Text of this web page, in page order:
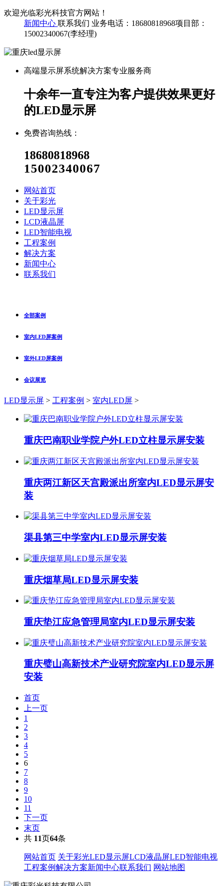
欢迎光临彩光科技官方网站！
新闻中心 联系我们 业务电话：18680818968项目部：
15002340067(李经理)
高端显示屏系统解决方案专业服务商
十余年一直专注为客户提供效果更好
的LED显示屏
免费咨询热线：
18680818968
15002340067
网站首页
关于彩光
LED显示屏
LCD液晶屏
LED智能电视
工程案例
解决方案
新闻中心
联系我们
全部案例
室内LED屏案例
室外LED屏案例
会议展览
LED显示屏 > 工程案例 > 室内LED屏 >
重庆巴南职业学院户外LED立柱显示屏安装
重庆两江新区天宫殿派出所室内LED显示屏安
装
渠县第三中学室内LED显示屏安装
重庆烟草局LED显示屏安装
重庆垫江应急管理局室内LED显示屏安装
重庆璧山高新技术产业研究院室内LED显示屏
安装
首页
上一页
1
2
3
4
5
6
7
8
9
10
11
下一页
末页
共 11页64条
网站首页 关于彩光LED显示屏LCD液晶屏LED智能电视
工程案例解决方案新闻中心联系我们 网站地图